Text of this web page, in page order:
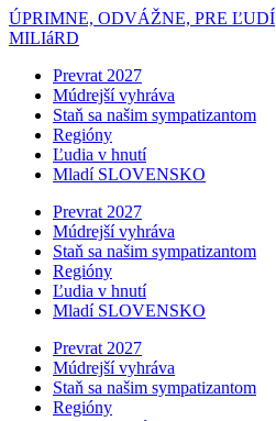
ÚPRIMNE, ODVÁŽNE, PRE ĽUDÍ
MILIáRD
Prevrat 2027
Múdrejší vyhráva
Staň sa našim sympatizantom
Regióny
Ľudia v hnutí
Mladí SLOVENSKO
Prevrat 2027
Múdrejší vyhráva
Staň sa našim sympatizantom
Regióny
Ľudia v hnutí
Mladí SLOVENSKO
Prevrat 2027
Múdrejší vyhráva
Staň sa našim sympatizantom
Regióny